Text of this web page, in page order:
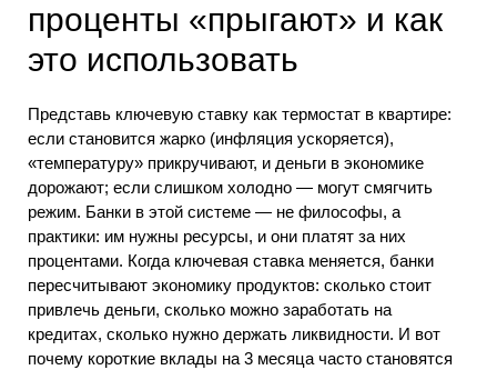
проценты «прыгают» и как
это использовать
Представь ключевую ставку как термостат в квартире:
если становится жарко (инфляция ускоряется),
«температуру» прикручивают, и деньги в экономике
дорожают; если слишком холодно — могут смягчить
режим. Банки в этой системе — не философы, а
практики: им нужны ресурсы, и они платят за них
процентами. Когда ключевая ставка меняется, банки
пересчитывают экономику продуктов: сколько стоит
привлечь деньги, сколько можно заработать на
кредитах, сколько нужно держать ликвидности. И вот
почему короткие вклады на 3 месяца часто становятся